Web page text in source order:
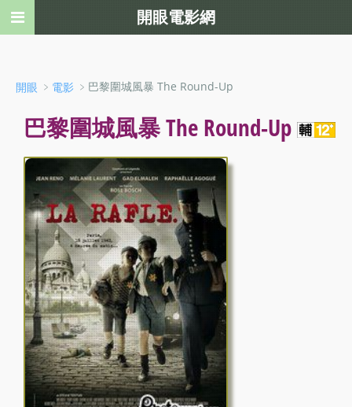
開眼 ﹥ 電影 ﹥巴黎圍城風暴 The Round-Up
巴黎圍城風暴 The Round-Up
開眼電影網